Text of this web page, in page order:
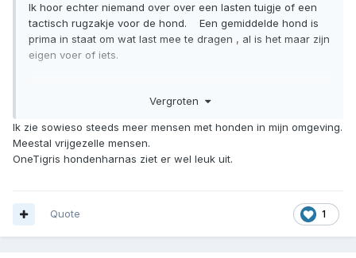
Ik hoor echter niemand over over een lasten tuigje of een
tactisch rugzakje voor de hond. Een gemiddelde hond is
prima in staat om wat last mee te dragen , al is het maar zijn
eigen voer of iets.
nog honden ingezet worden voor transport van goederen .
Anyway ik wilde dit even hernieuwd onder de aandacht
brengen aan al die honden bezitters hier.
Vergroten
Ik zie sowieso steeds meer mensen met honden in mijn omgeving.
Meestal vrijgezelle mensen.
OneTigris hondenharnas ziet er wel leuk uit.
1
Quote